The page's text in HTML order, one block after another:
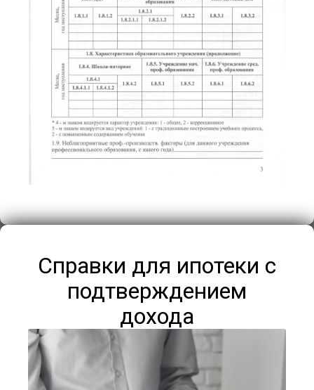
Справки для ипотеки с
подтверждением
дохода